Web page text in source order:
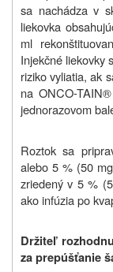
sa nachádza v
liekovka
ml
Injekčné liekovky
riziko vyliatia, ak
na ONCO-
jednorazovom
Roztok sa
alebo 5 % (50
zriedený v 5 %
ako infúzia po
Držiteľ
za prepúšťanie